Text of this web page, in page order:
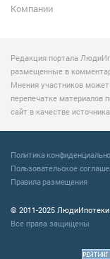
Компании
Редакция портала
размещенные в
Мнения участников
перепечатке
сайт в качестве
© 2011-2025
Все права защищены
Политика
Пользовательское
Правила размещения